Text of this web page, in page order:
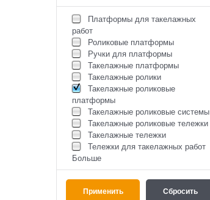
Платформы для такелажных
работ
Роликовые платформы
Ручки для платформы
Такелажные платформы
Такелажные ролики
Такелажные роликовые
платформы
Такелажные роликовые системы
Такелажные роликовые тележки
Такелажные тележки
Тележки для такелажных работ
Больше